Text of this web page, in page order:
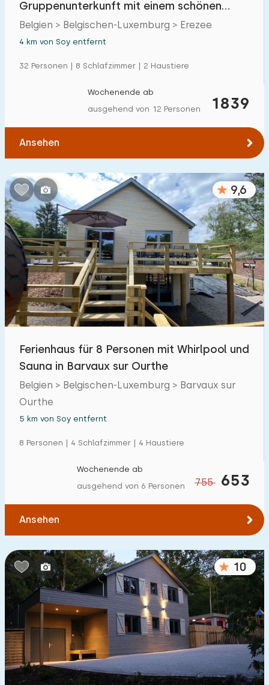
Einfamilienhaus
Hausboot 0
Kindermöbel 6
Eingezäunter Garten 6
Spielgeräte im Garten 13
Hallenbad 1
Freibad 1
Kinderanimation 0
Eingeschränkte Mobilität
Rollstuhlgerecht
Hilfsmittel
Gruppenunterkunft mit einem schönen
Garten in den Ardennen
Belgien > Belgischen-Luxemburg > Erezee
4 km von Soy entfernt
32 Personen | 8 Schlafzimmer | 2 Haustiere
1839
Wochenende ab
ausgehend von 12 Personen
Ansehen
9,6
Ferienhaus für 8 Personen mit Whirlpool und
Sauna in Barvaux sur Ourthe
Belgien > Belgischen-Luxemburg > Barvaux sur
Ourthe
5 km von Soy entfernt
8 Personen | 4 Schlafzimmer | 4 Haustiere
755 653
Wochenende ab
ausgehend von 6 Personen
Ansehen
10